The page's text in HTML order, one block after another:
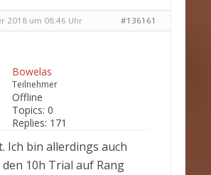
2018 um 08:46 Uhr #136161
Bowelas
Teilnehmer
Offline
Topics: 0
Replies: 171
Ich bin allerdings auch
10h Trial auf Rang